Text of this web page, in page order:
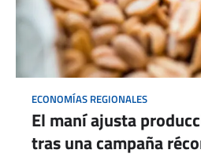
ECONOMÍAS REGIONALES
El maní ajusta
tras una campaña